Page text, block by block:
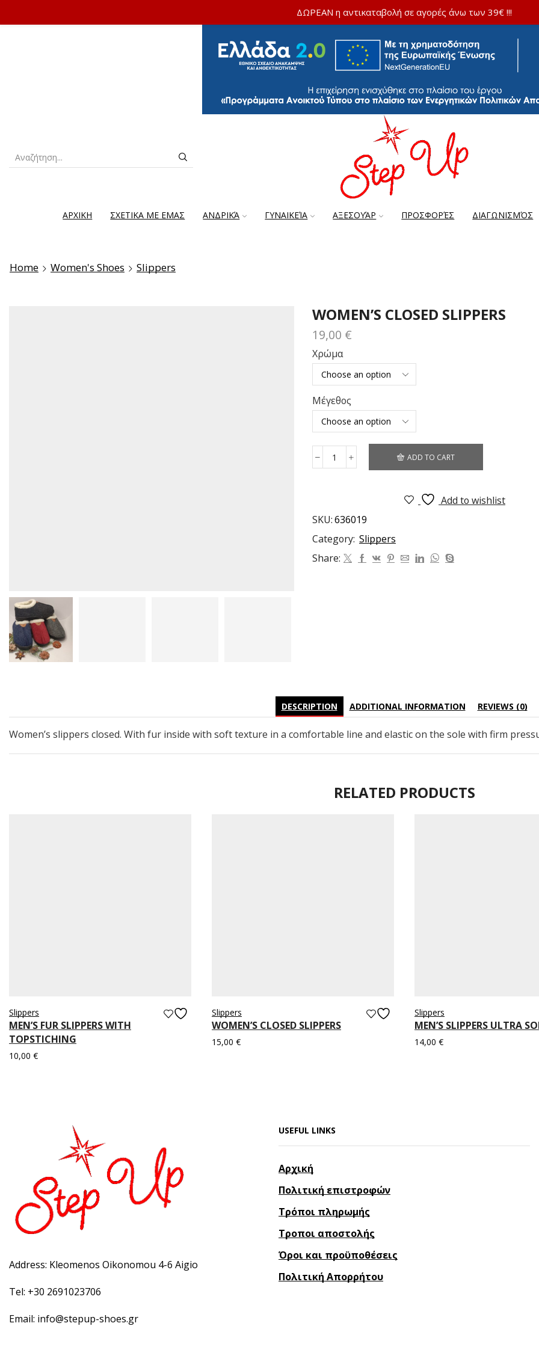
ΑΡΧΙΚΗ ΣΧΕΤΙΚΑ ΜΕ ΕΜΑΣ ΑΝΔΡΙΚΆ ΓΥΝΑΙΚΕΊΑ ΑΞΕΣΟΥΆΡ ΠΡΟΣΦΟΡΈΣ ΔΙΑΓΩΝΙΣΜΌΣ
Home Women's Shoes Slippers
WOMEN’S CLOSED SLIPPERS
19,00 €
Χρώμα
Μέγεθος
ADD TO CART
Add to wishlist
SKU:636019
Category: Slippers
Share:
DESCRIPTION ADDITIONAL INFORMATION REVIEWS (0)
Women’s slippers closed. With fur inside with soft texture in a comfortable line and elastic on the sole with firm
RELATED PRODUCTS
Slippers
MEN’S FUR SLIPPERS WITH
TOPSTICHING
10,00 €
Slippers
WOMEN’S CLOSED SLIPPERS
15,00 €
Slippers
MEN’S SLIPPERS ULTRA
14,00 €
Address: Kleomenos Oikonomou 4-6 Aigio
Tel: +30 2691023706
Email: info@stepup-shoes.gr
USEFUL LINKS
Αρχική
Πολιτική επιστροφών
Τρόποι πληρωμής
Τροποι αποστολής
Όροι και προϋποθέσεις
Πολιτική Απορρήτου
ΔΩΡΕΑΝ η αντικαταβολή σε αγορές άνω των 39€ !!!